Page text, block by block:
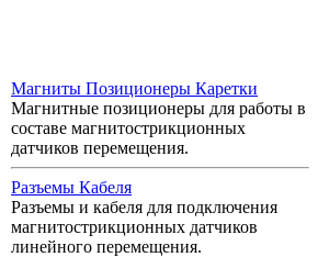
Магниты Позиционеры Каретки
Магнитные позиционеры для работы в
составе магнитострикционных
датчиков перемещения.
Разъемы Кабеля
Разъемы и кабеля для подключения
магнитострикционных датчиков
линейного перемещения.